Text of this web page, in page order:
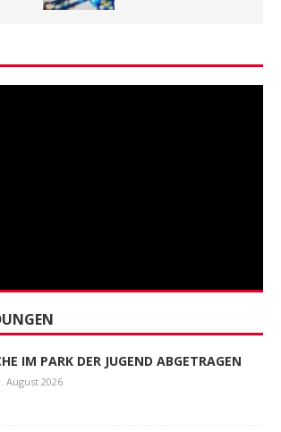
IM PARK DER JUGEND ABGETRAGEN
August 2026